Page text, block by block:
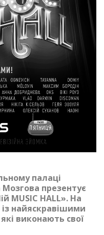
палаці
презентує
MUSIC HALL». На
із найяскравішими
виконають свої